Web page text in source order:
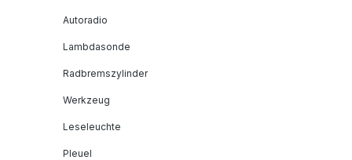
Autoradio
Lambdasonde
Radbremszylinder
Werkzeug
Leseleuchte
Pleuel